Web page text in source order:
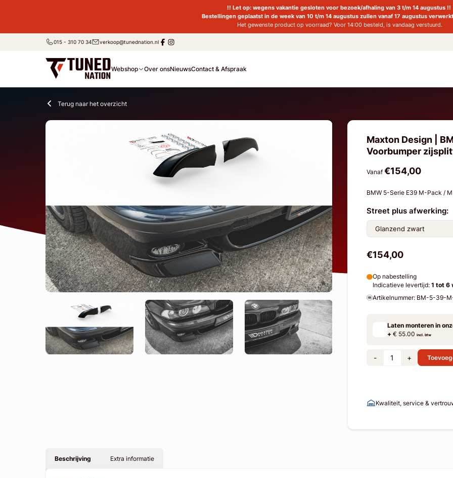
!! Let op: wegens vakantie gesloten voor bezoek/afhaling van 3 t/m 14 augustus !!
Bestellingen geplaatst in de week van 10 t/m 14 augustus zullen vanaf 17 augustus
Het gewenste product op voorraad? Voor 14:00 besteld, is vandaag verstuurd.
015 - 310 70 34 verkoop@tunednation.nl
Webshop Over onsNieuwsContact & Afspraak
Terug naar het overzicht
Maxton Design |
Voorbumper
Vanaf €154,00
BMW 5-Serie E39 M-Pack /
Street plus afwerking:
€154,00
Op nabestelling
Indicatieve levertijd: 1 tot 6
Artikelnummer: BM-5-39-
Laten monteren in
+€ 55.00 incl. btw
- +
Kwaliteit, service &
Beschrijving Extra informatie